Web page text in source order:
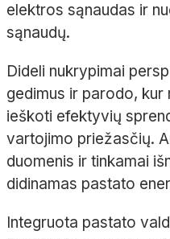
elektros sąnaudas ir
sąnaudų.
Dideli nukrypimai
gedimus ir parodo, kur
ieškoti efektyvių
vartojimo priežasčių.
duomenis ir tinkamai
didinamas pastato
Integruota pastato